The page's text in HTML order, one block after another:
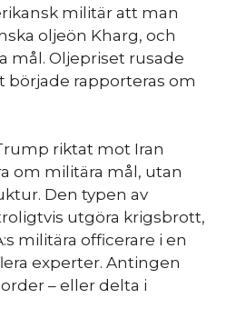
militär att man
oljeön Kharg, och
mål. Oljepriset rusade
började rapporteras om
riktat mot Iran
om militära mål, utan
Den typen av
utgöra krigsbrott,
militära officerare i en
experter. Antingen
– eller delta i